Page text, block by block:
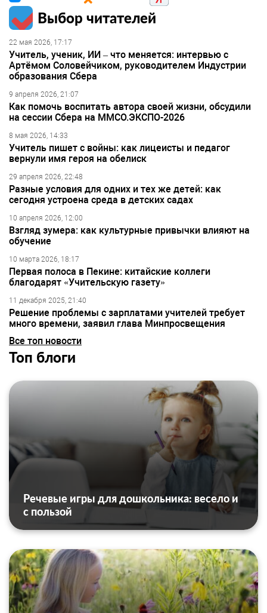
Выбор читателей
22 мая 2026, 17:17
Учитель, ученик, ИИ – что меняется: интервью с
Артёмом Соловейчиком, руководителем Индустрии
образования Сбера
9 апреля 2026, 21:07
Как помочь воспитать автора своей жизни, обсудили
на сессии Сбера на ММСО.ЭКСПО-2026
8 мая 2026, 14:33
Учитель пишет с войны: как лицеисты и педагог
вернули имя героя на обелиск
29 апреля 2026, 22:48
Разные условия для одних и тех же детей: как
сегодня устроена среда в детских садах
10 апреля 2026, 12:00
Взгляд зумера: как культурные привычки влияют на
обучение
10 марта 2026, 18:17
Первая полоса в Пекине: китайские коллеги
благодарят «Учительскую газету»
11 декабря 2025, 21:40
Решение проблемы с зарплатами учителей требует
много времени, заявил глава Минпросвещения
Все топ новости
Топ блоги
Речевые игры для дошкольника: весело и
с пользой